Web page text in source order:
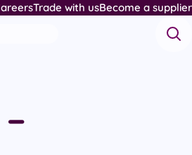
Trade with usBecome a supplier